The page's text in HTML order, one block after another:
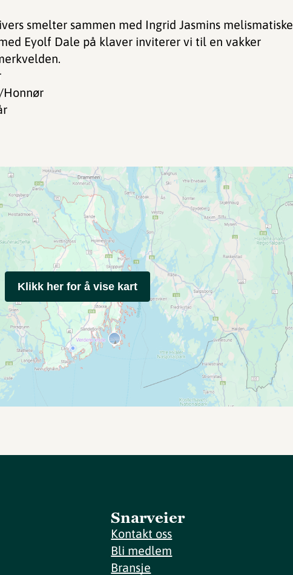
smelter sammen med Ingrid Jasmins melismatiske
Eyolf Dale på klaver inviterer vi til en vakker
Honnør
Klikk her for å vise kart
Snarveier
Kontakt oss
Bli medlem
Bransje